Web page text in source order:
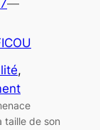
—
taille de son